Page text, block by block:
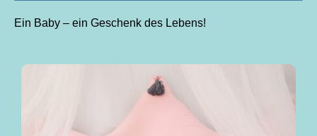
Ein Baby – ein Geschenk des Lebens!